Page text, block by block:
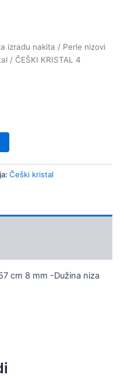
izradu nakita / Perle nizovi
/ ČEŠKI KRISTAL 4
Češki kristal
cm 8 mm -Dužina niza